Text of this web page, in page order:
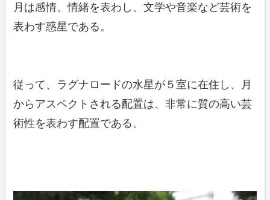
月は感情、情緒を表わし、文学や音楽など芸術を
表わす惑星である。
従って、ラグナロードの水星が５室に在住し、月
からアスペクトされる配置は、非常に質の高い芸
術性を表わす配置である。